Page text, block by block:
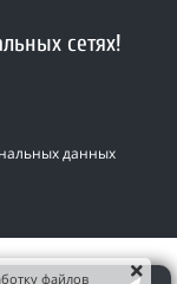
сетях!
данных
файлов